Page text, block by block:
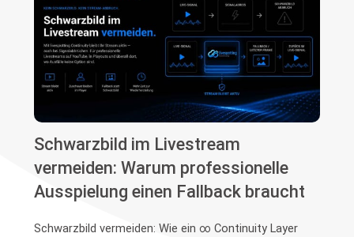
Schwarzbild im Livestream
vermeiden: Warum professionelle
Ausspielung einen Fallback braucht
Schwarzbild vermeiden: Wie ein ∞ Continuity Layer